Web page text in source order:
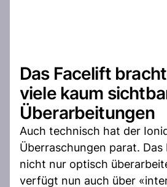
Das Facelift
viele kaum
Überarbeitungen
Auch technisch hat der
Überraschungen parat.
nicht nur optisch
verfügt nun auch über